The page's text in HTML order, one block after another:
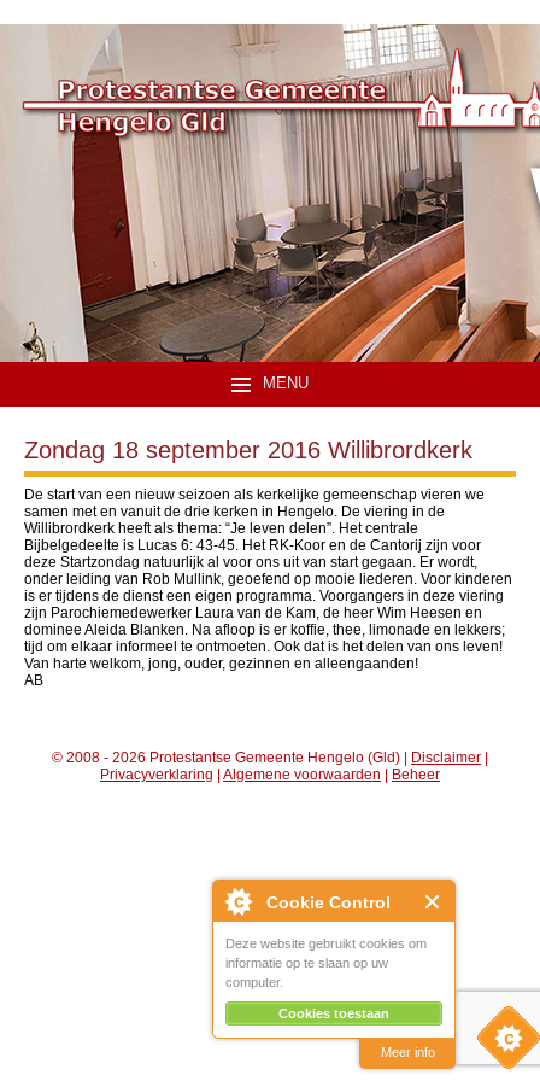
Cookie Control
Deze website gebruikt cookies om
informatie op te slaan op uw
computer.
Cookies toestaan
Meer info
MENU
Zondag 18 september 2016 Willibrordkerk
De start van een nieuw seizoen als kerkelijke gemeenschap vieren we
samen met en vanuit de drie kerken in Hengelo. De viering in de
Willibrordkerk heeft als thema: “Je leven delen”. Het centrale
Bijbelgedeelte is Lucas 6: 43-45. Het RK-Koor en de Cantorij zijn voor
deze Startzondag natuurlijk al voor ons uit van start gegaan. Er wordt,
onder leiding van Rob Mullink, geoefend op mooie liederen. Voor kinderen
is er tijdens de dienst een eigen programma. Voorgangers in deze viering
zijn Parochiemedewerker Laura van de Kam, de heer Wim Heesen en
dominee Aleida Blanken. Na afloop is er koffie, thee, limonade en lekkers;
tijd om elkaar informeel te ontmoeten. Ook dat is het delen van ons leven!
Van harte welkom, jong, ouder, gezinnen en alleengaanden!
AB
© 2008 - 2026 Protestantse Gemeente Hengelo (Gld) | Disclaimer |
Privacyverklaring | Algemene voorwaarden | Beheer